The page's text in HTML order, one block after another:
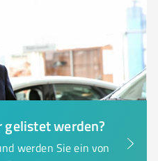
gelistet werden?
werden Sie ein von